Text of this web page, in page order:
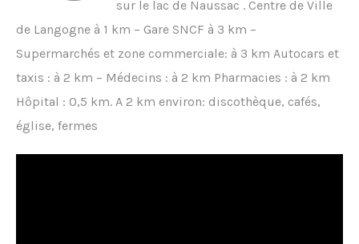
sur le lac de Naussac . Centre de Ville
de Langogne à 1 km – Gare SNCF à 3 km –
Supermarchés et zone commerciale: à 3 km Autocars et
taxis : à 2 km – Médecins : à 2 km Pharmacies : à 2 km
Hôpital : 0,5 km. A 2 km environ: discothèque, cafés,
église, fermes